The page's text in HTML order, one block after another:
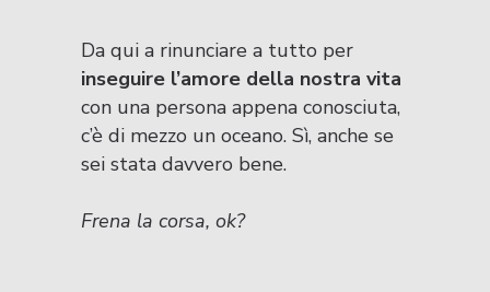
Da qui a rinunciare a tutto per
inseguire l’amore della nostra vita
con una persona appena conosciuta,
c’è di mezzo un oceano. Sì, anche se
sei stata davvero bene.
Frena la corsa, ok?